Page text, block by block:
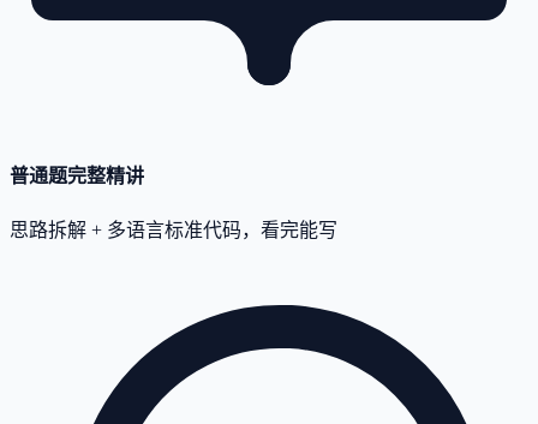
普通题完整精讲
思路拆解 + 多语言标准代码，看完能写